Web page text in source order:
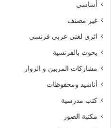
أساسي
غير مصنف
اثري لغتي عربي فرنسي
بحوث بالفرنسية
مشاركات المربين و الزوار
أناشيد ومحفوظات
كتب مدرسية
مكتبة الصور